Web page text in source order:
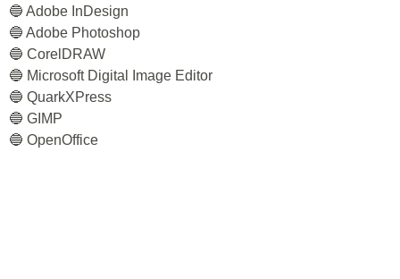
🔵 Adobe InDesign
🔵 Adobe Photoshop
🔵 CorelDRAW
🔵 Microsoft Digital Image Editor
🔵 QuarkXPress
🔵 GIMP
🔵 OpenOffice